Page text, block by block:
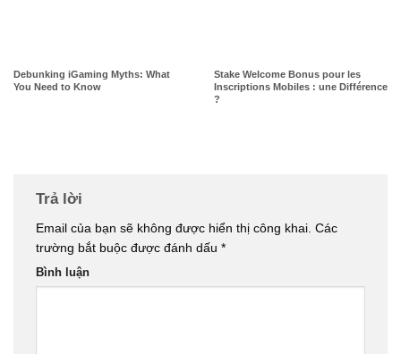
Debunking iGaming Myths: What
You Need to Know
Stake Welcome Bonus pour les
Inscriptions Mobiles : une Différence
?
Trả lời
Email của bạn sẽ không được hiển thị công khai. Các
trường bắt buộc được đánh dấu *
Bình luận